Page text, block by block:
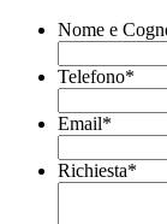
Nome e
Telefono*
Email*
Richiesta*